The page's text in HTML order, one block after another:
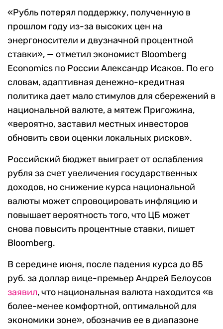
«Рубль потерял поддержку, полученную в
прошлом году из-за высоких цен на
энергоносители и двузначной процентной
ставки», — отметил экономист Bloomberg
Economics по России Александр Исаков. По его
словам,адаптивная денежно-кредитная
политика дает мало стимулов для сбережений в
национальной валюте,а мятеж Пригожина,
«вероятно, заставил местных инвесторов
обновить свои оценки локальных рисков».
Российский бюджет выиграет от ослабления
рубля за счет увеличения государственных
доходов, но снижение курса национальной
валюты может спровоцировать инфляцию и
повышает вероятность того, что ЦБ может
снова повысить процентные ставки, пишет
Bloomberg.
В середине июня, после падения курса до 85
руб. за доллар вице-премьер Андрей Белоусов
заявил, что национальная валюта находится «в
более-менее комфортной, оптимальной для
экономики зоне», обозначив ее в диапазоне